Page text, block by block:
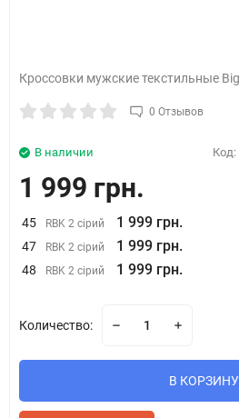
Кроссовки мужские текстильные
0 Отзывов
В наличии Код:
1 999 грн.
45 RBK 2 сірий 1 999 грн.
47 RBK 2 сірий 1 999 грн.
48 RBK 2 сірий 1 999 грн.
Количество:
В КОРЗИНУ